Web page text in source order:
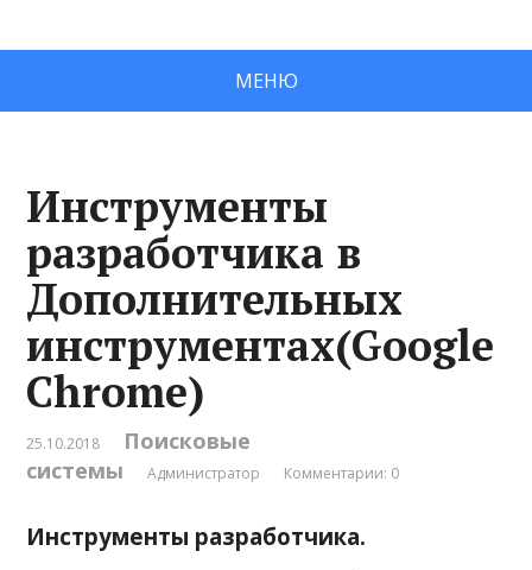
МЕНЮ
Инструменты
разработчика в
Дополнительных
инструментах(Google
Chrome)
25.10.2018
Поисковые
системы
Администратор Комментарии: 0
Инструменты разработчика.